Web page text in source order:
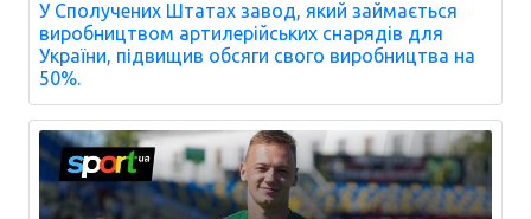
У Сполучених Штатах завод, який займається
виробництвом артилерійських снарядів для
України, підвищив обсяги свого виробництва на
50%.